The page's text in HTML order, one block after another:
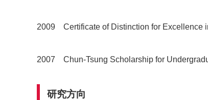
2009 Certificate of Distinction for Excellence
2007 Chun-Tsung Scholarship for
研究方向